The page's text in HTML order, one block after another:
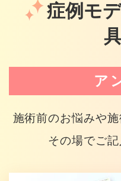
症例モ
ア
施術前のお悩みや
その場でご記